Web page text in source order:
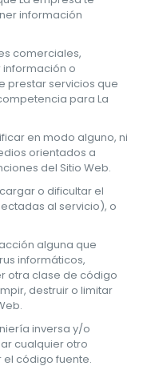
información
comerciales,
o
prestar servicios que
para La
en modo alguno, ni
orientados a
del Sitio Web.
o dificultar el
al servicio), o
alguna que
informáticos,
otra clase de código
destruir o limitar
inversa y/o
cualquier otro
código fuente.